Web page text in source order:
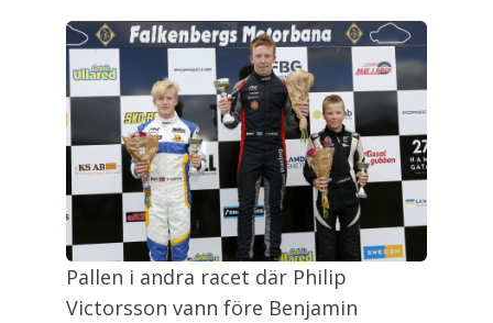
Pallen i andra racet där Philip
Victorsson vann före Benjamin